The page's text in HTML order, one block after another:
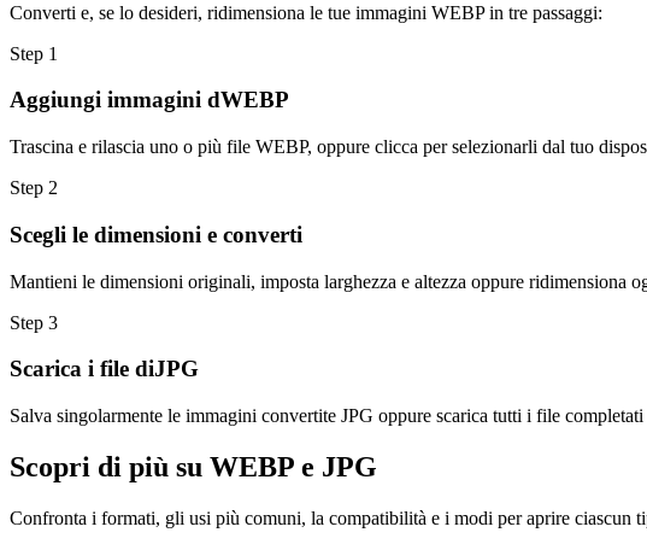
Converti e, se lo desideri, ridimensiona le tue immagini WEBP in tre passaggi:
Step 1
Aggiungi immagini dWEBP
Trascina e rilascia uno o più file WEBP, oppure clicca per selezionarli dal tuo
Step 2
Scegli le dimensioni e converti
Mantieni le dimensioni originali, imposta larghezza e altezza oppure ridimensiona
Step 3
Scarica i file diJPG
Salva singolarmente le immagini convertite JPG oppure scarica tutti i file
Scopri di più su WEBP e JPG
Confronta i formati, gli usi più comuni, la compatibilità e i modi per aprire ciascun